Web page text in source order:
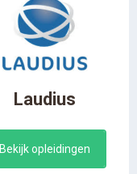
Laudius
Bekijk opleidingen